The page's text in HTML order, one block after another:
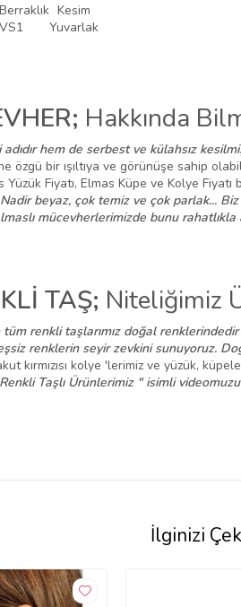
Berraklık Kesim
VS1
Yuvarlak
Hakkında
hem de serbest ve külahsız
özgü bir ışıltıya ve görünüşe sahip
Fiyatı, Elmas Küpe ve Kolye Fiyatı
beyaz, çok temiz ve çok parlak...
mücevherlerimizde bunu rahatlıkla
TAŞ; Niteliğimiz
renkli taşlarımız doğal renklerindedir
renklerin seyir zevkini sunuyoruz.
kırmızısı kolye 'lerimiz ve yüzük,
Taşlı Ürünlerimiz " isimli videomuzu
İlginizi